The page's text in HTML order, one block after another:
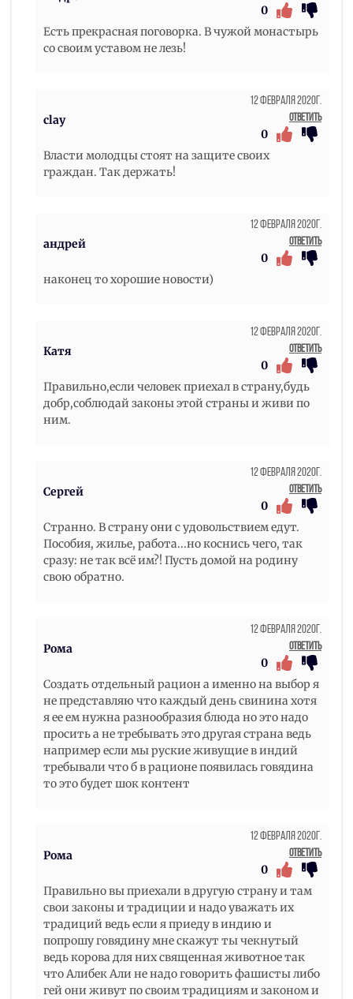
0
Есть прекрасная поговорка. В чужой монастырь
со своим уставом не лезь!
clay
12 Февраля 2020г.
Ответить
0
Власти молодцы стоят на защите своих
граждан. Так держать!
андрей
12 Февраля 2020г.
Ответить
0
наконец то хорошие новости)
Катя
12 Февраля 2020г.
Ответить
0
Правильно,если человек приехал в страну,будь
добр,соблюдай законы этой страны и живи по
ним.
Сергей
12 Февраля 2020г.
Ответить
0
Странно. В страну они с удовольствием едут.
Пособия, жилье, работа...но коснись чего, так
сразу: не так всё им?! Пусть домой на родину
свою обратно.
Рома
12 Февраля 2020г.
Ответить
0
Создать отдельный рацион а именно на выбор я
не представляю что каждый день свинина хотя
я ее ем нужна разнообразия блюда но это надо
просить а не требывать это другая страна ведь
например если мы руские живущие в индий
требывали что б в рационе появилась говядина
то это будет шок контент
Рома
12 Февраля 2020г.
Ответить
0
Правильно вы приехали в другую страну и там
свои законы и традиции и надо уважать их
традиций ведь если я приеду в индию и
попрошу говядину мне скажут ты чекнутый
ведь корова для них священная животное так
что Алибек Али не надо говорить фашисты либо
гей они живут по своим традициям и законом и